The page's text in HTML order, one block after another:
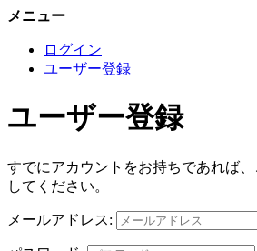
メニュー
ログイン
ユーザー登録
ユーザー登録
すでにアカウントをお持ちであれば、
してください。
メールアドレス: